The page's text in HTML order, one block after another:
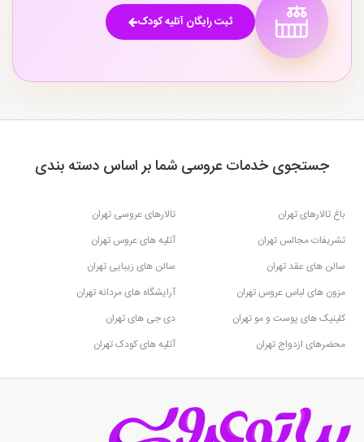
ثبت رایگان آتلیه کودک
جستجوی خدمات عروسی شما بر اساس دسته بندی
باغ تالارهای تهران
تالارهای عروسی تهران
تشریفات مجالس تهران
آتلیه های عروس تهران
سالن های عقد تهران
سالن های زیبایی تهران
مزون های لباس عروس تهران
آرایشگاه های مردانه تهران
کلینیک های پوست و مو تهران
دی جی های تهران
محضرهای ازدواج تهران
آتلیه های کودک تهران